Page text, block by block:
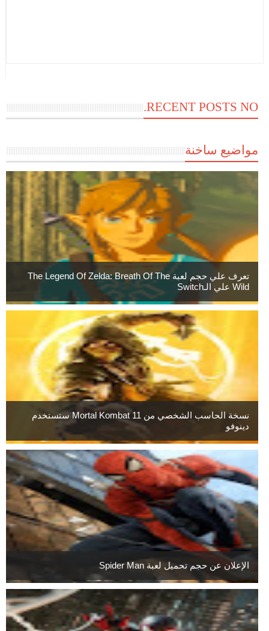
RECENT POSTS NO.
مواضيع ساخنة
تعرف علي حجم لعبة The Legend Of Zelda: Breath Of The
Wild علي الـSwitch
نسخة الحاسب الشخصي من Mortal Kombat 11 ستستخدم
دينوفو
الإعلان عن حجم تحميل لعبة Spider Man